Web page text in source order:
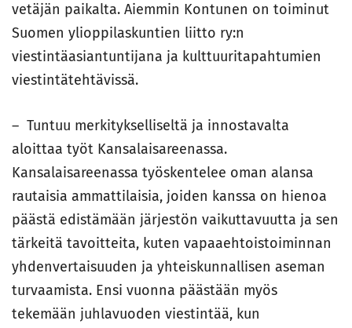
vetäjän paikalta. Aiemmin Kontunen on toiminut
Suomen ylioppilaskuntien liitto ry:n
viestintäasiantuntijana ja kulttuuritapahtumien
viestintätehtävissä.
– Tuntuu merkitykselliseltä ja innostavalta
aloittaa työt Kansalaisareenassa.
Kansalaisareenassa työskentelee oman alansa
rautaisia ammattilaisia, joiden kanssa on hienoa
päästä edistämään järjestön vaikuttavuutta ja sen
tärkeitä tavoitteita, kuten vapaaehtoistoiminnan
yhdenvertaisuuden ja yhteiskunnallisen aseman
turvaamista. Ensi vuonna päästään myös
tekemään juhlavuoden viestintää, kun